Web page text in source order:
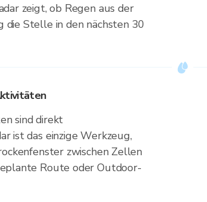
zeigt, ob Regen aus der
die Stelle in den nächsten 30
sind direkt
ist das einzige Werkzeug,
zwischen Zellen
Route oder Outdoor-